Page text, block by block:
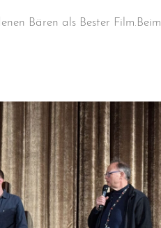
Bären als Bester Film.Beim